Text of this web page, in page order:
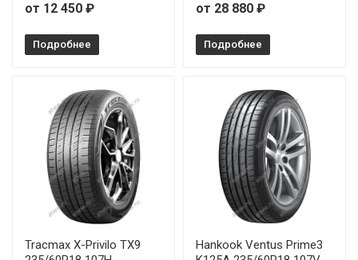
от 12 450 ₽
Подробнее
от 28 880 ₽
Подробнее
Tracmax X-Privilo TX9
Hankook Ventus Prime3